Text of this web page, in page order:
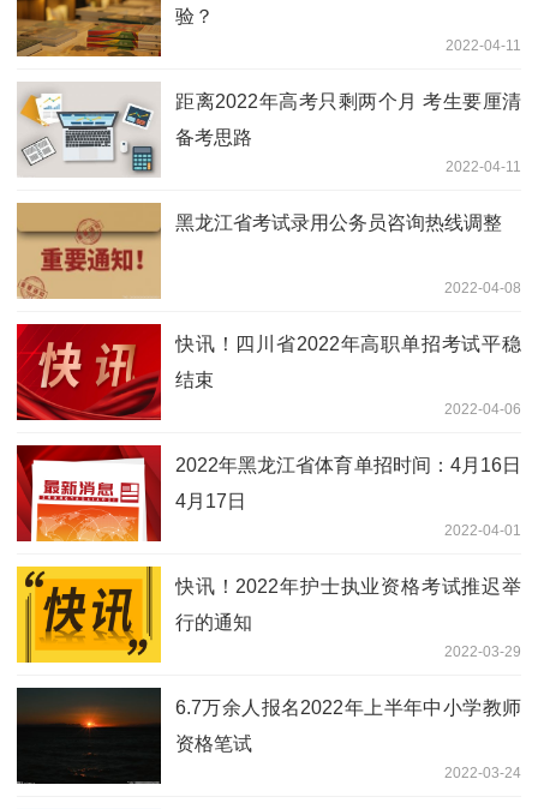
验？
2022-04-11
距离2022年高考只剩两个月 考生要厘清
备考思路
2022-04-11
黑龙江省考试录用公务员咨询热线调整
2022-04-08
快讯！四川省2022年高职单招考试平稳
结束
2022-04-06
2022年黑龙江省体育单招时间：4月16日
4月17日
2022-04-01
快讯！2022年护士执业资格考试推迟举
行的通知
2022-03-29
6.7万余人报名2022年上半年中小学教师
资格笔试
2022-03-24